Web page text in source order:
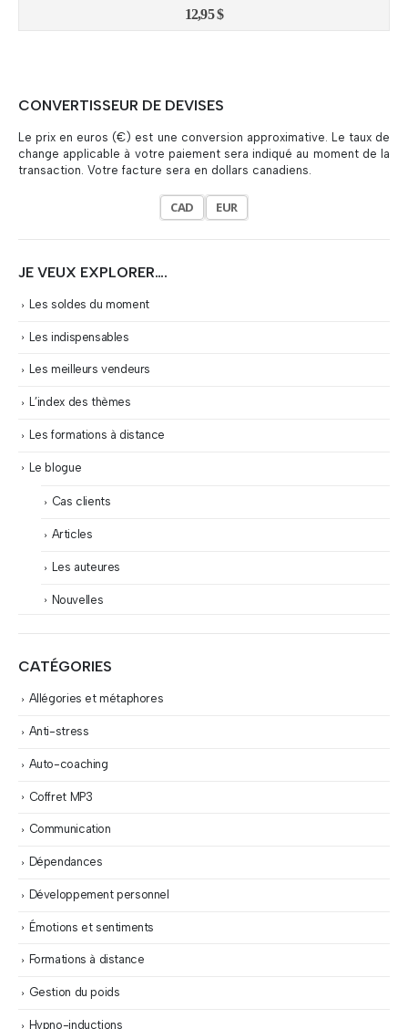
12,95$
CONVERTISSEUR DE DEVISES
Le prix en euros (€) est une conversion approximative. Le taux de
change applicable à votre paiement sera indiqué au moment de la
transaction. Votre facture sera en dollars canadiens.
CAD EUR
JE VEUX EXPLORER….
Les soldes du moment
Les indispensables
Les meilleurs vendeurs
L’index des thèmes
Les formations à distance
Le blogue
Cas clients
Articles
Les auteures
Nouvelles
CATÉGORIES
Allégories et métaphores
Anti-stress
Auto-coaching
Coffret MP3
Communication
Dépendances
Développement personnel
Émotions et sentiments
Formations à distance
Gestion du poids
Hypno-inductions